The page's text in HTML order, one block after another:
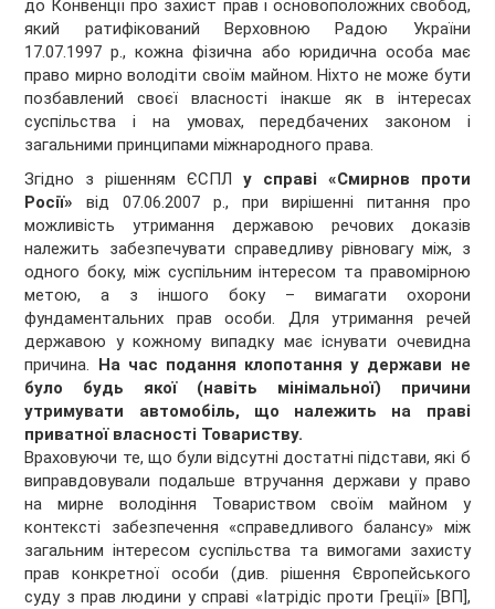
до Конвенції про захист прав і основоположних свобод,
який ратифікований Верховною Радою України
17.07.1997 р., кожна фізична або юридична особа має
право мирно володіти своїм майном. Ніхто не може бути
позбавлений своєї власності інакше як в інтересах
суспільства і на умовах, передбачених законом і
загальними принципами міжнародного права.
Згідно з рішенням ЄСПЛ у справі «Смирнов проти
Росії» від 07.06.2007 р., при вирішенні питання про
можливість утримання державою речових доказів
належить забезпечувати справедливу рівновагу між, з
одного боку, між суспільним інтересом та правомірною
метою, а з іншого боку – вимагати охорони
фундаментальних прав особи. Для утримання речей
державою у кожному випадку має існувати очевидна
причина. На час подання клопотання у держави не
було будь якої (навіть мінімальної) причини
утримувати автомобіль, що належить на праві
приватної власності Товариству.
Враховуючи те, що були відсутні достатні підстави, які б
виправдовували подальше втручання держави у право
на мирне володіння Товариством своїм майном у
контексті забезпечення «справедливого балансу» між
загальним інтересом суспільства та вимогами захисту
прав конкретної особи (див. рішення Європейського
суду з прав людини у справі «Іатрідіс проти Греції» [ВП],